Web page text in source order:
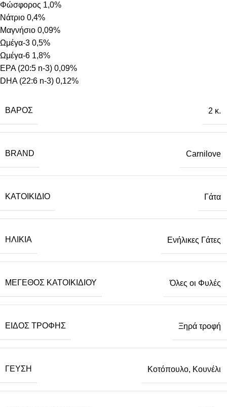
Φώσφορος 1,0%
Νάτριο 0,4%
Μαγνήσιο 0,09%
Ωμέγα-3 0,5%
Ωμέγα-6 1,8%
EPA (20:5 n-3) 0,09%
DHA (22:6 n-3) 0,12%
ΒΆΡΟΣ 2 κ.
BRAND Carnilove
ΚΑΤΟΙΚΊΔΙΟ Γάτα
ΗΛΙΚΊΑ Ενήλικες Γάτες
ΜΈΓΕΘΟΣ ΚΑΤΟΙΚΙΔΊΟΥ Όλες οι Φυλές
ΕΊΔΟΣ ΤΡΟΦΉΣ Ξηρά τροφή
ΓΕΎΣΗ Κοτόπουλο, Κουνέλι